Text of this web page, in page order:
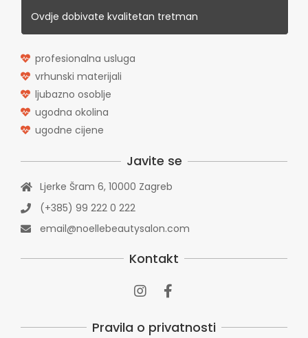
Masaže ponovo u Noelle Beauty
Lash lift
In:
In: Uncategorized
Pamtite me, bilo mi je lijepo sa Vama
In: Uncategorized
Nokti kroz povijest
Uncategorized
Ovdje dobivate kvalitetan tretman
profesionalna usluga
vrhunski materijali
ljubazno osoblje
ugodna okolina
ugodne cijene
Javite se
Ljerke Šram 6, 10000 Zagreb
(+385) 99 222 0 222
email@noellebeautysalon.com
Kontakt
Pravila o privatnosti